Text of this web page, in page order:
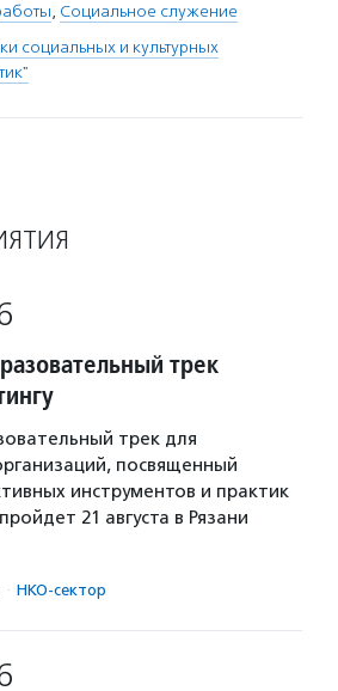
, Социальное служение
социальных и культурных
трек
трек для
посвященный
инструментов и практик
21 августа в Рязани
· НКО-сектор